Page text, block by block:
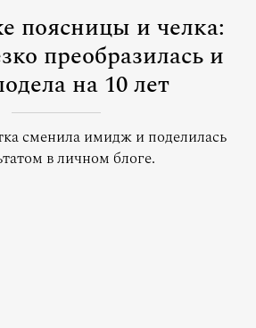
поясницы и челка:
преобразилась и
на 10 лет
сменила имидж и поделилась
в личном блоге.